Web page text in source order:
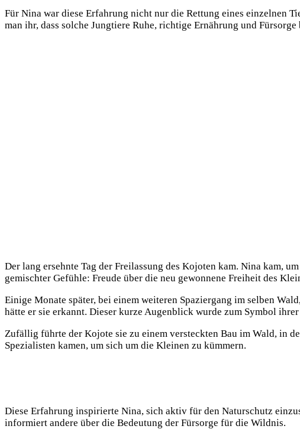
Für Nina war diese Erfahrung nicht nur die Rettung eines einzelnen
man ihr, dass solche Jungtiere Ruhe, richtige Ernährung und
Der lang ersehnte Tag der Freilassung des Kojoten kam. Nina kam,
gemischter Gefühle: Freude über die neu gewonnene Freiheit des
Einige Monate später, bei einem weiteren Spaziergang im selben
hätte er sie erkannt. Dieser kurze Augenblick wurde zum Symbol
Zufällig führte der Kojote sie zu einem versteckten Bau im Wald, in
Spezialisten kamen, um sich um die Kleinen zu kümmern.
Diese Erfahrung inspirierte Nina, sich aktiv für den Naturschutz
informiert andere über die Bedeutung der Fürsorge für die Wildnis.